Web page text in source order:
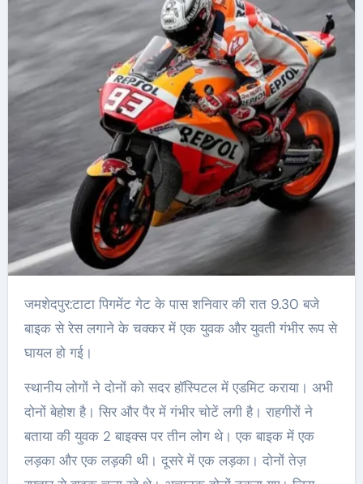
जमशेदपुर:टाटा पिगमेंट गेट के पास शनिवार की रात 9.30 बजे
बाइक से रेस लगाने के चक्कर में एक युवक और युवती गंभीर रूप से
घायल हो गई।
स्थानीय लोगों ने दोनों को सदर हॉस्पिटल में एडमिट कराया। अभी
दोनों बेहोश है। सिर और पैर में गंभीर चोटें लगी है। राहगीरों ने
बताया की युवक 2 बाइक्स पर तीन लोग थे। एक बाइक में एक
लड़का और एक लड़की थी। दूसरे में एक लड़का। दोनों तेज़